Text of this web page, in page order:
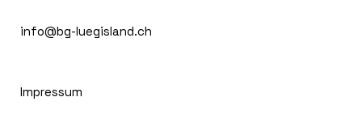
info@bg-luegisland.ch
Impressum